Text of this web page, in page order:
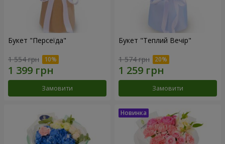
Букет "Персеїда"
1 554 грн
Замовити
Букет "Теплий Вечір"
1 574 грн
Замовити